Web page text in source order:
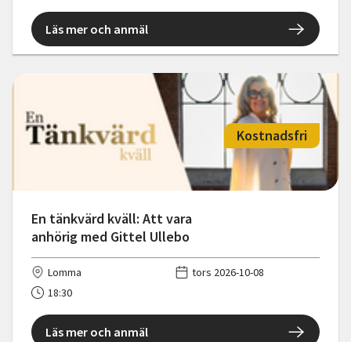
Läs mer och anmäl
En tänkvärd kväll: Att vara
anhörig med Gittel Ullebo
Kostnadsfri
Lomma
tors 2026-10-08
18:30
Läs mer och anmäl